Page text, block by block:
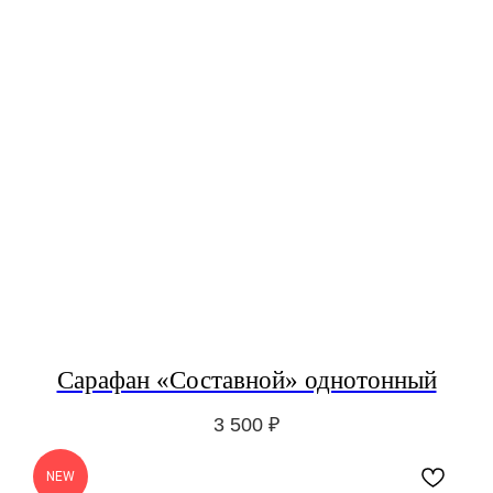
Сарафан «Составной» однотонный
3 500 ₽
NEW